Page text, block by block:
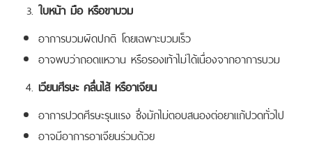
ใบหน้า มือ หรือขาบวม
อาการบวมผิดปกติ โดยเฉพาะบวมเร็ว
อาจพบว่าถอดแหวาน หรือรองเท้าไม่ได้เนื่องจากอาการบวม
เวียนศีรษะ คลื่นไส้ หรือาเจียน
อาการปวดศีรษะรุนแรง ซึ่งมักไม่ตอบสนองต่อยาแก้ปวดทั่วไป
อาจมีอาการอาเจียนร่วมด้วย